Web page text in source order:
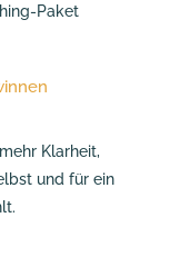
Paket
Klarheit,
und für ein